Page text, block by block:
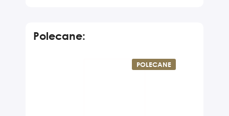
Polecane:
POLECANE